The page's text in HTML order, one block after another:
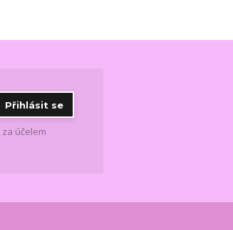
Přihlásit se
za účelem